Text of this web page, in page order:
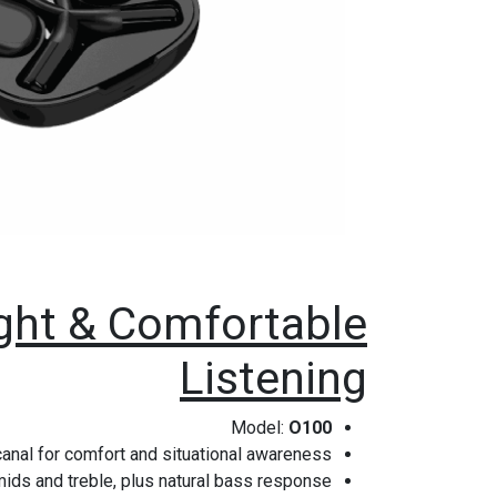
& Comfortable
Listening
Model: O100
for comfort and situational awareness.
and treble, plus natural bass response.